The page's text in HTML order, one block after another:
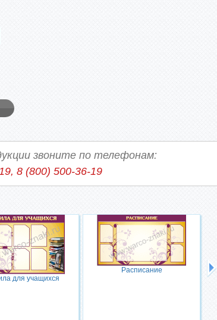
звоните по телефонам:
8 (800) 500-36-19
для учащихся
Расписание